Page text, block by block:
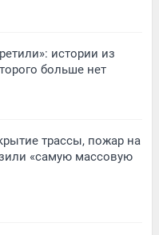
истории из
больше нет
трассы, пожар на
«самую массовую